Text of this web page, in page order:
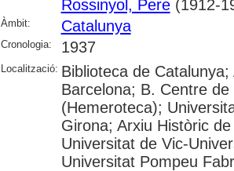
Rossinyol, Pere(1912-
Àmbit: Catalunya
Cronologia: 1937
Localització: Biblioteca de
Barcelona; B. Centre
(Hemeroteca);
Girona; Arxiu Històric
Universitat de Vic-
Universitat Pompeu